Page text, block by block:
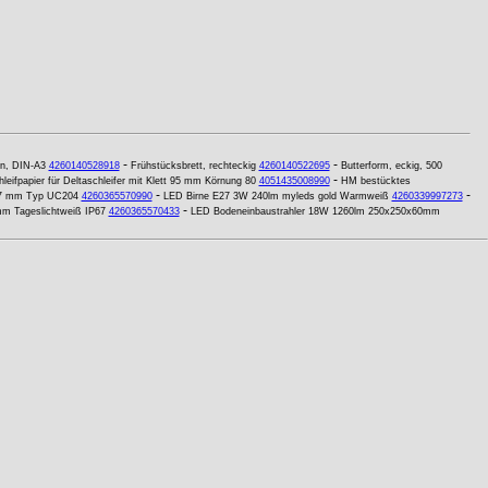
DIN-A3 4260140528918- Frühstücksbrett, rechteckig 4260140522695- Butterform, eckig, 500
für Deltaschleifer mit Klett 95 mm Körnung 80 4051435008990- HM bestücktes
mm Typ UC204 4260365570990- LED Birne E27 3W 240lm myleds gold Warmweiß 4260339997273-
Tageslichtweiß IP67 4260365570433- LED Bodeneinbaustrahler 18W 1260lm 250x250x60mm